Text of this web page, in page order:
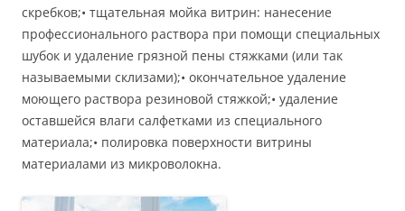
скребков;• тщательная мойка витрин: нанесение
профессионального раствора при помощи специальных
шубок и удаление грязной пены стяжками (или так
называемыми склизами);• окончательное удаление
моющего раствора резиновой стяжкой;• удаление
оставшейся влаги салфетками из специального
материала;• полировка поверхности витрины
материалами из микроволокна.